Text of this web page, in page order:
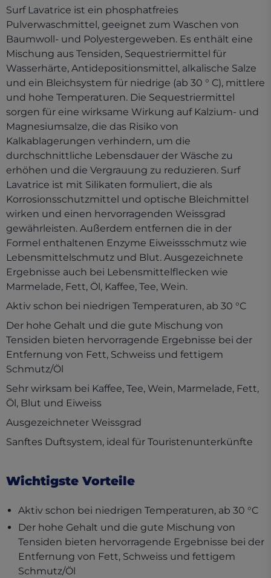
Surf Lavatrice ist ein phosphatfreies
Pulverwaschmittel, geeignet zum Waschen von
Baumwoll- und Polyestergeweben. Es enthält eine
Mischung aus Tensiden, Sequestriermittel für
Wasserhärte, Antidepositionsmittel, alkalische Salze
und ein Bleichsystem für niedrige (ab 30 ° C), mittlere
und hohe Temperaturen. Die Sequestriermittel
sorgen für eine wirksame Wirkung auf Kalzium- und
Magnesiumsalze, die das Risiko von
Kalkablagerungen verhindern, um die
durchschnittliche Lebensdauer der Wäsche zu
erhöhen und die Vergrauung zu reduzieren. Surf
Lavatrice ist mit Silikaten formuliert, die als
Korrosionsschutzmittel und optische Bleichmittel
wirken und einen hervorragenden Weissgrad
gewährleisten. Außerdem entfernen die in der
Formel enthaltenen Enzyme Eiweissschmutz wie
Lebensmittelschmutz und Blut. Ausgezeichnete
Ergebnisse auch bei Lebensmittelflecken wie
Marmelade, Fett, Öl, Kaffee, Tee, Wein.
Aktiv schon bei niedrigen Temperaturen, ab 30 °C
Der hohe Gehalt und die gute Mischung von
Tensiden bieten hervorragende Ergebnisse bei der
Entfernung von Fett, Schweiss und fettigem
Schmutz/Öl
Sehr wirksam bei Kaffee, Tee, Wein, Marmelade, Fett,
Öl, Blut und Eiweiss
Ausgezeichneter Weissgrad
Sanftes Duftsystem, ideal für Touristenunterkünfte
Wichtigste Vorteile
Aktiv schon bei niedrigen Temperaturen, ab 30 °C
Der hohe Gehalt und die gute Mischung von
Tensiden bieten hervorragende Ergebnisse bei der
Entfernung von Fett, Schweiss und fettigem
Schmutz/Öl